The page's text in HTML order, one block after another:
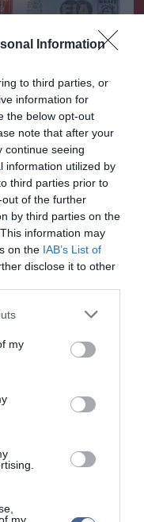
Information
to third parties, or
information for
the below opt-out
note that after your
continue seeing
information utilized by
third parties prior to
of the further
by third parties on the
information may
on the IAB’s List of
disclose it to other
one or more Google
You may click to
third-party tags to
in below Google
my
ahol most csak
menni murván is?
károkat okozna, így
benne új részek is